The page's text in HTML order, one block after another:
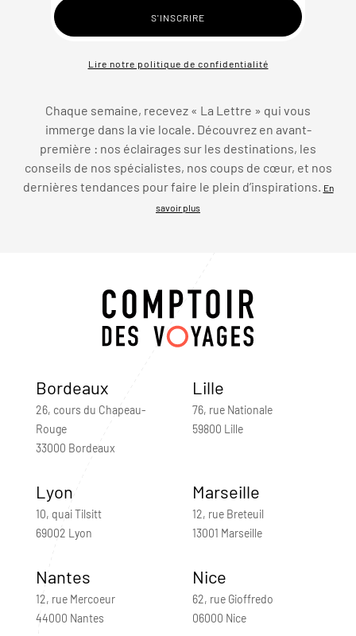
Lire notre politique de confidentialité
Chaque semaine, recevez « La Lettre » qui vous
immerge dans la vie locale. Découvrez en avant-
première : nos éclairages sur les destinations, les
conseils de nos spécialistes, nos coups de cœur, et nos
dernières tendances pour faire le plein d’inspirations.
En
savoir plus
Bordeaux
26, cours du Chapeau-
Rouge
33000 Bordeaux
Lille
76, rue Nationale
59800 Lille
Lyon
10, quai Tilsitt
69002 Lyon
Marseille
12, rue Breteuil
13001 Marseille
Nantes
12, rue Mercoeur
44000 Nantes
Nice
62, rue Gioffredo
06000 Nice